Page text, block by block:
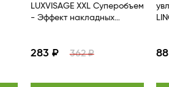
LUXVISAGE XXL Суперобъем
- Эффект накладных
283 ₽ 362 ₽